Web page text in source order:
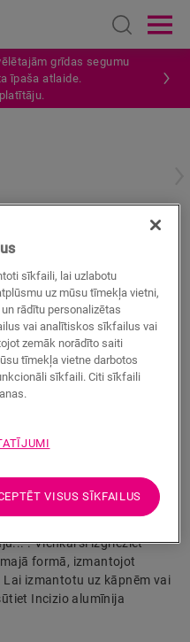
Open
grīdas segumu
īpaša atlaide.
Jūs varat
nobeiguma
. Vienkārši izgrieziet
formā, izmantojot
izmantotu uz kāpnēm vai
Incizio alumīnija
sīkfaili, lai uzlabotu
uz mūsu tīmekļa vietni,
rādītu personalizētas
vai analītiskos sīkfailus vai
zemāk norādīto saiti
tīmekļa vietne darbotos
sīkfaili. Citi sīkfaili
VISUS SĪKFAILUS